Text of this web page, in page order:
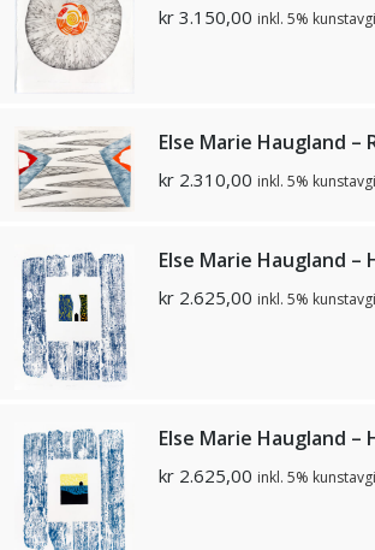
kr 3.150,00 inkl. 5%
Else Marie Haugland –
kr 2.310,00 inkl. 5%
Else Marie Haugland –
kr 2.625,00 inkl. 5%
Else Marie Haugland –
kr 2.625,00 inkl. 5%